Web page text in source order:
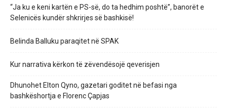
“Ja ku e keni kartën e PS-së, do ta hedhim poshtë”, banorët e
Selenicës kundër shkrirjes së bashkisë!
Belinda Balluku paraqitet në SPAK
Kur narrativa kërkon të zëvendësojë qeverisjen
Dhunohet Elton Qyno, gazetari goditet në befasi nga
bashkëshortja e Florenc Çapjas